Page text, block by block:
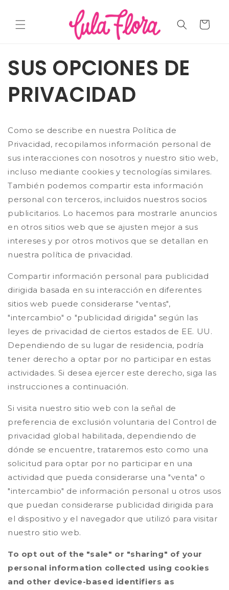
CONTENIDO
Carrito
SUS OPCIONES DE
PRIVACIDAD
Como se describe en nuestra Política de
Privacidad, recopilamos información personal de
sus interacciones con nosotros y nuestro sitio web,
incluso mediante cookies y tecnologías similares.
También podemos compartir esta información
personal con terceros, incluidos nuestros socios
publicitarios. Lo hacemos para mostrarle anuncios
en otros sitios web que se ajusten mejor a sus
intereses y por otros motivos que se detallan en
nuestra política de privacidad.
Compartir información personal para publicidad
dirigida basada en su interacción en diferentes
sitios web puede considerarse "ventas",
"intercambio" o "publicidad dirigida" según las
leyes de privacidad de ciertos estados de EE. UU.
Dependiendo de su lugar de residencia, podría
tener derecho a optar por no participar en estas
actividades. Si desea ejercer este derecho, siga las
instrucciones a continuación.
Si visita nuestro sitio web con la señal de
preferencia de exclusión voluntaria del Control de
privacidad global habilitada, dependiendo de
dónde se encuentre, trataremos esto como una
solicitud para optar por no participar en una
actividad que pueda considerarse una "venta" o
"intercambio" de información personal u otros usos
que puedan considerarse publicidad dirigida para
el dispositivo y el navegador que utilizó para visitar
nuestro sitio web.
To opt out of the "sale" or "sharing" of your
personal information collected using cookies
and other device-based identifiers as